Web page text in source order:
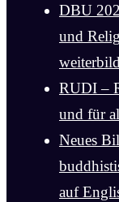
DBU
und
RUDI –
und für
Neues
auf